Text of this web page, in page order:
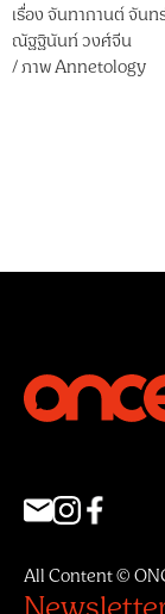
เรื่องจันทากานต์ จันท
ณัฐฐินันท์ วงศ์จีน
/ภาพAnnetology
All Content ©